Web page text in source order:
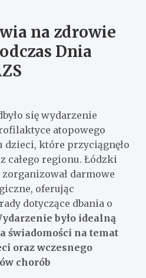
na zdrowie
Dnia
się wydarzenie
atopowego
dzieci, które przyciągnęło
całego regionu. Łódzki
darmowe
oferując
dotyczące dbania o
było idealną
świadomości na temat
oraz wczesnego
chorób